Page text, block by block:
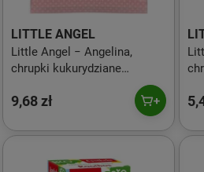
LITTLE ANGEL
Little Angel − Angelina,
chrupki kukurydziane
marchew jabłko − 4 x 15 g
9,68 zł